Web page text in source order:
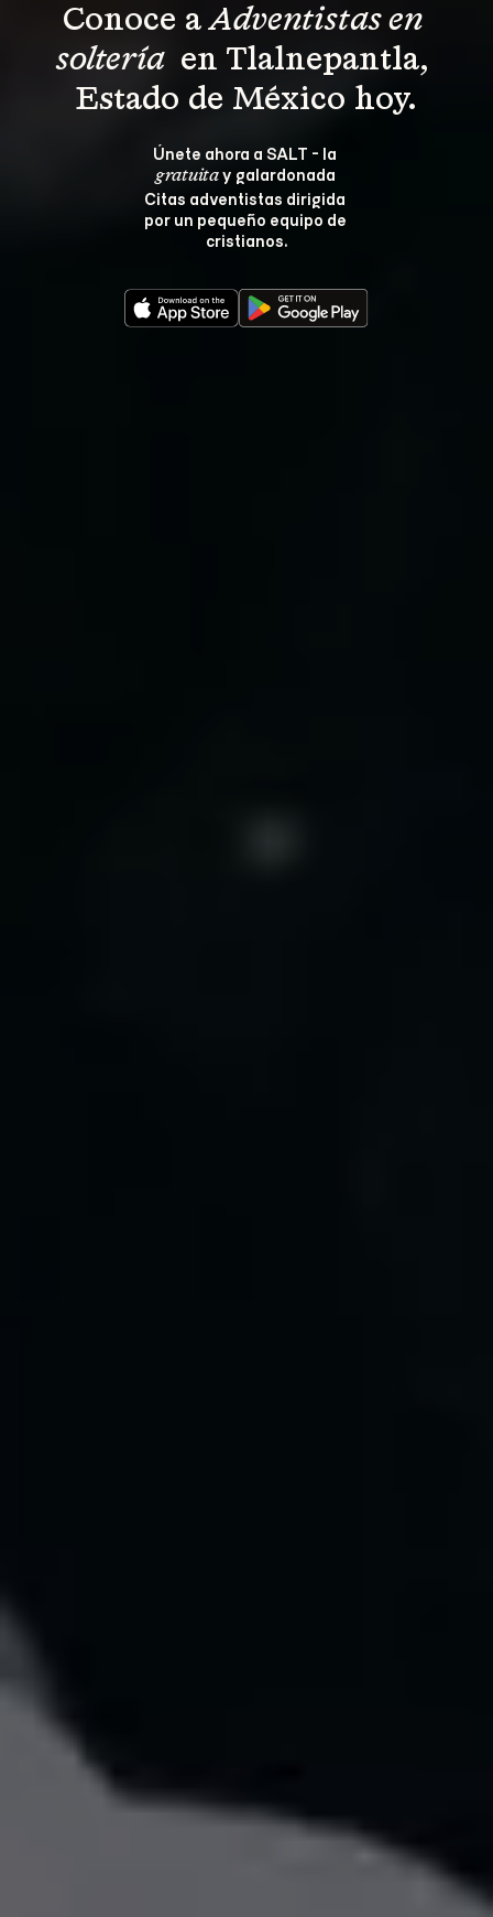
Conoce a Adventistas en
soltería en Tlalnepantla,
Estado de México hoy.
Únete ahora a SALT - la
gratuita y galardonada
Citas adventistas dirigida
por un pequeño equipo de
cristianos.